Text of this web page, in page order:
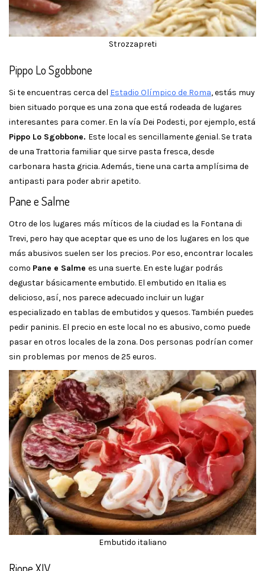
Strozzapreti
Pippo Lo Sgobbone
Si te encuentras cerca del Estadio Olímpico de Roma, estás muy
bien situado porque es una zona que está rodeada de lugares
interesantes para comer. En la vía Dei Podesti, por ejemplo, está
Pippo Lo Sgobbone. Este local es sencillamente genial. Se trata
de una Trattoria familiar que sirve pasta fresca, desde
carbonara hasta gricia. Además, tiene una carta amplísima de
antipasti para poder abrir apetito.
Pane e Salme
Otro de los lugares más míticos de la ciudad es la Fontana di
Trevi, pero hay que aceptar que es uno de los lugares en los que
más abusivos suelen ser los precios. Por eso, encontrar locales
como Pane e Salme es una suerte. En este lugar podrás
degustar básicamente embutido. El embutido en Italia es
delicioso, así, nos parece adecuado incluir un lugar
especializado en tablas de embutidos y quesos. También puedes
pedir paninis. El precio en este local no es abusivo, como puede
pasar en otros locales de la zona. Dos personas podrían comer
sin problemas por menos de 25 euros.
Embutido italiano
Rione XIV